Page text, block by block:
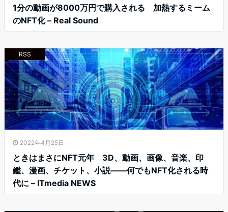
1分の動画が8000万円で購入される 加熱するミーム
のNFT化 – Real Sound
RSS
2022年4月25日
ときはまさにNFT元年 3D、動画、画像、音楽、印
鑑、漫画、チケット、小説――何でもNFT化される時
代に – ITmedia NEWS